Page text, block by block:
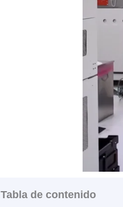
Tabla de contenido